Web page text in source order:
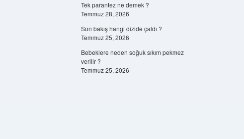
Tek parantez ne demek ?
Temmuz 28, 2026
Son bakış hangi dizide çaldı ?
Temmuz 25, 2026
Bebeklere neden soğuk sıkım pekmez
verilir ?
Temmuz 25, 2026